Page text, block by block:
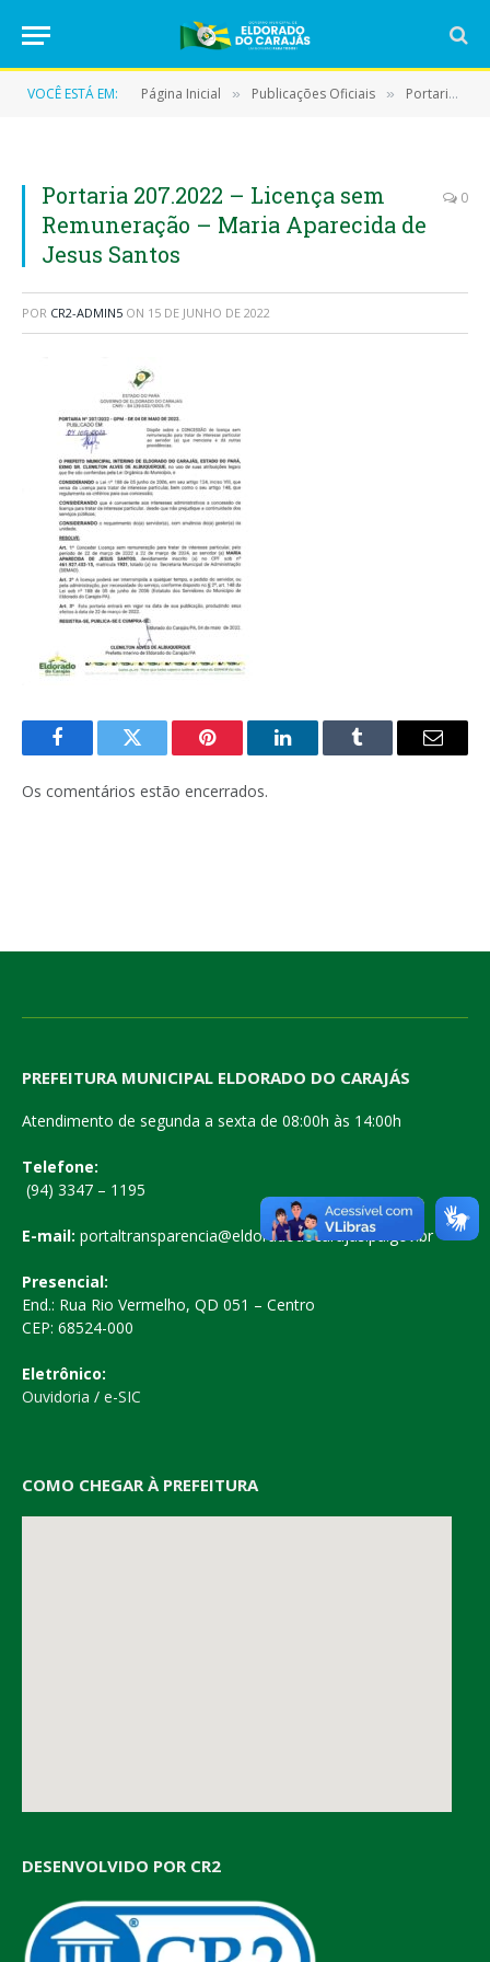
VOCÊ ESTÁ EM: Página Inicial » Publicações Oficiais » Portarias
Portaria 207.2022 – Licença sem
Remuneração – Maria Aparecida de
Jesus Santos
0
POR CR2-ADMIN5 ON 15 DE JUNHO DE 2022
FacebookTwitter Pinterest LinkedInTumblr
E-
Os comentários estão encerrados.
PREFEITURA MUNICIPAL ELDORADO DO CARAJÁS
Atendimento de segunda a sexta de 08:00h às 14:00h
Telefone:
(94) 3347 – 1195
E-mail: portaltransparencia@eldoradodocarajas.pa.gov.br
Presencial:
End.: Rua Rio Vermelho, QD 051 – Centro
CEP: 68524-000
Eletrônico:
Ouvidoria / e-SIC
COMO CHEGAR À PREFEITURA
DESENVOLVIDO POR CR2